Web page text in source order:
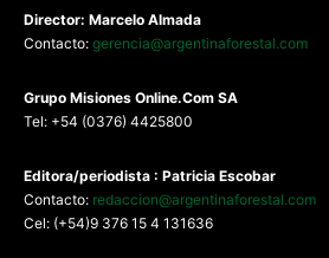
Director: Marcelo Almada
Contacto: gerencia@argentinaforestal.com
Grupo Misiones Online.Com SA
Tel: +54 (0376) 4425800
Editora/periodista : Patricia Escobar
Contacto: redaccion@argentinaforestal.com
Cel: (+54)9 376 15 4 131636